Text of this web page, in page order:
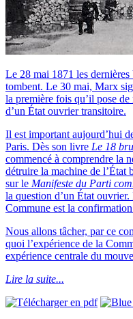
Le 28 mai 1871 les
tombent. Le 30 mai, Marx
la première fois qu’il pose
d’un État ouvrier transitoire.
Il est important aujourd’hui
Paris. Dès son livre Le 18
commencé à comprendre la
détruire la machine de l’État
sur le Manifeste du Parti
la question d’un État
Commune est la
Nous allons tâcher, par ce
quoi l’expérience de la
expérience centrale du
Lire la suite...